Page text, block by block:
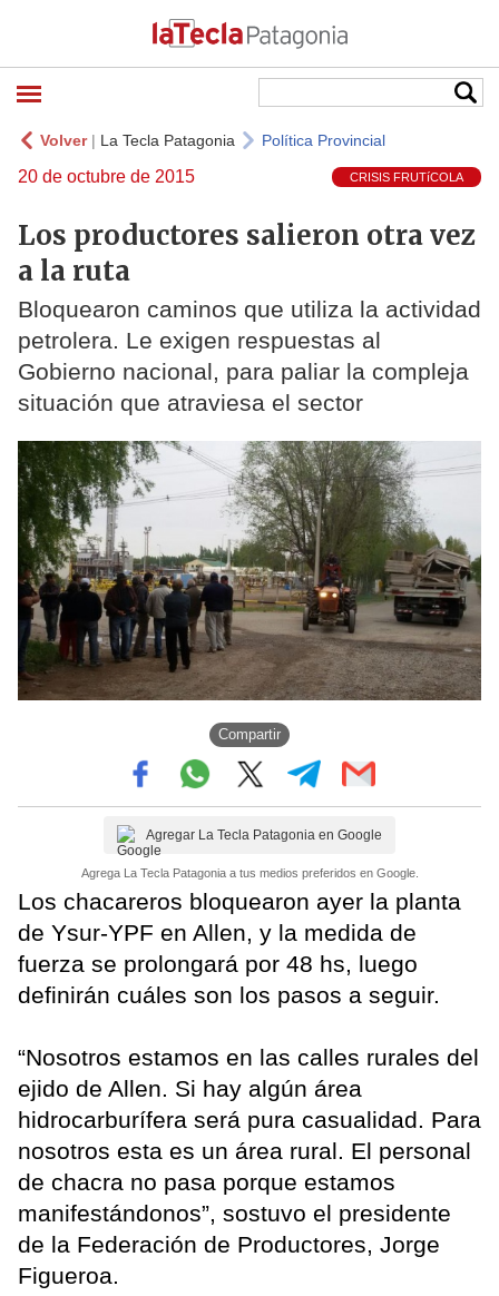
Volver| La Tecla Patagonia Política Provincial
20 de octubre de 2015 CRISIS FRUTíCOLA
Los productores salieron otra vez
a la ruta
Bloquearon caminos que utiliza la actividad
petrolera. Le exigen respuestas al
Gobierno nacional, para paliar la compleja
situación que atraviesa el sector
Compartir
Agregar La Tecla Patagonia en Google
Agrega La Tecla Patagonia a tus medios preferidos en Google.
Los chacareros bloquearon ayer la planta
de Ysur-YPF en Allen, y la medida de
fuerza se prolongará por 48 hs, luego
definirán cuáles son los pasos a seguir.
“Nosotros estamos en las calles rurales del
ejido de Allen. Si hay algún área
hidrocarburífera será pura casualidad. Para
nosotros esta es un área rural. El personal
de chacra no pasa porque estamos
manifestándonos”, sostuvo el presidente
de la Federación de Productores, Jorge
Figueroa.